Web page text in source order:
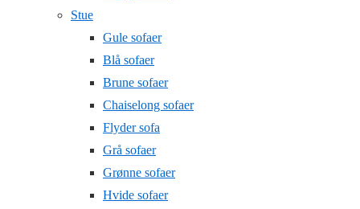
Stue
Gule sofaer
Blå sofaer
Brune sofaer
Chaiselong sofaer
Flyder sofa
Grå sofaer
Grønne sofaer
Hvide sofaer